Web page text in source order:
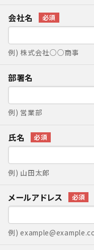
meeting_room ログイン
card_giftcard
カテゴリー
コンテンツ
品番でおまとめ注文
ご利用ガイド
プライバシーポリシー
会社名
例) 株式会社○○商事
部署名
例) 営業部
氏名
例) 山田太郎
メールアドレス
例)